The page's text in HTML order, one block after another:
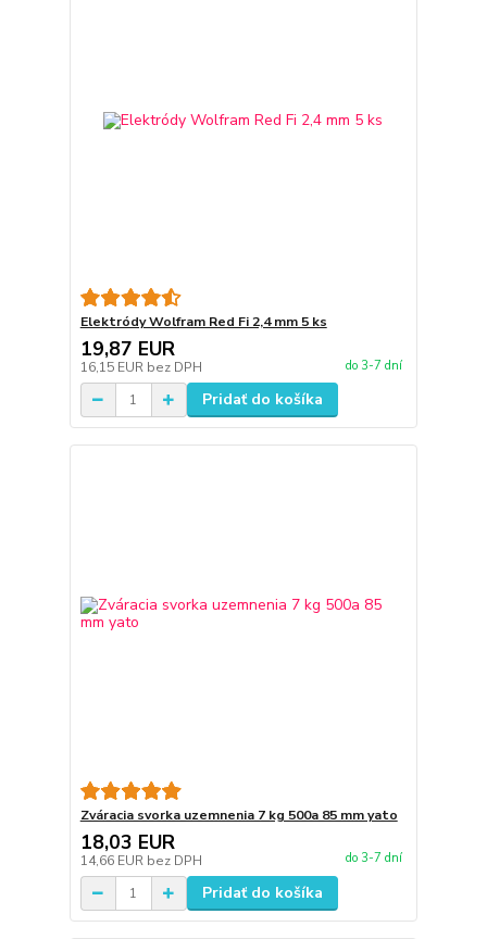
Elektródy Wolfram Red Fi 2,4 mm 5 ks
19,87 EUR
16,15 EUR bez DPH do 3-7 dní
Pridať do košíka
Zváracia svorka uzemnenia 7 kg 500a 85 mm yato
18,03 EUR
14,66 EUR bez DPH do 3-7 dní
Pridať do košíka